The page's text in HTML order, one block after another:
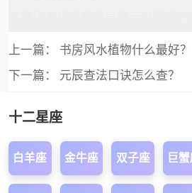
上一篇： 书房风水植物什么最好？
下一篇： 元辰查法口诀怎么查？
十二星座
白羊座 金牛座 双子座 巨